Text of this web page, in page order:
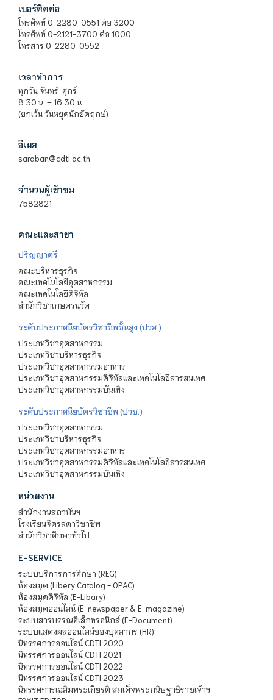
เบอร์ติดต่อ
โทรศัพท์ 0-2280-0551 ต่อ 3200
โทรศัพท์ 0-2121-3700 ต่อ 1000
โทรสาร 0-2280-0552
เวลาทำการ
ทุกวัน จันทร์-ศุกร์
8.30 น. – 16.30 น.
(ยกเว้น วันหยุดนักขัตฤกษ์)
อีเมล
saraban@cdti.ac.th
จำนวนผู้เข้าชม
7582821
คณะและสาขา
ปริญญาตรี
คณะบริหารธุรกิจ
คณะเทคโนโลยีอุตสาหกรรม
คณะเทคโนโลยีดิจิทัล
สำนักวิชาเกษตรนวัต
ระดับประกาศนียบัตรวิชาชีพชั้นสูง (ปวส.)
ประเภทวิชาอุตสาหกรรม
ประเภทวิชาบริหารธุรกิจ
ประเภทวิชาอุตสาหกรรมอาหาร
ประเภทวิชาอุตสาหกรรมดิจิทัลและเทคโนโลยีสารสนเทศ
ประเภทวิชาอุตสาหกรรมบันเทิง
ระดับประกาศนียบัตรวิชาชีพ (ปวช.)
ประเภทวิชาอุตสาหกรรม
ประเภทวิชาบริหารธุรกิจ
ประเภทวิชาอุตสาหกรรมอาหาร
ประเภทวิชาอุตสาหกรรมดิจิทัลและเทคโนโลยีสารสนเทศ
ประเภทวิชาอุตสาหกรรมบันเทิง
หน่วยงาน
สำนักงานสถาบันฯ
โรงเรียนจิตรลดาวิชาชีพ
สำนักวิชาศึกษาทั่วไป
E-SERVICE
ระบบบริการการศึกษา (REG)
ห้องสมุด (Libery Catalog - OPAC)
ห้องสมุดดิจิทัล (E-Libary)
ห้องสมุดออนไลน์ (E-newspaper & E-magazine)
ระบบสารบรรณอิเล็กทรอนิกส์ (E-Document)
ระบบแสดงผลออนไลน์ของบุคลากร (HR)
นิทรรศการออนไลน์ CDTI 2020
นิทรรศการออนไลน์ CDTI 2021
นิทรรศการออนไลน์ CDTI 2022
นิทรรศการออนไลน์ CDTI 2023
นิทรรศการเฉลิมพระเกียรติ สมเด็จพระกนิษฐาธิราชเจ้าฯ